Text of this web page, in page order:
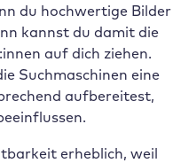
du hochwertige Bilder
kannst du damit die
auf dich ziehen.
Suchmaschinen eine
aufbereitest,
erheblich, weil